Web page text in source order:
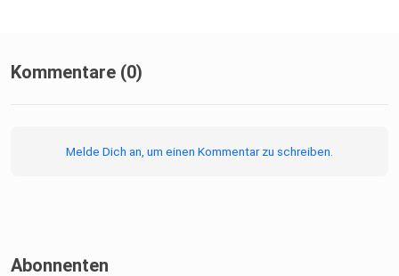
Kommentare (0)
Melde Dich an, um einen Kommentar zu schreiben.
Abonnenten